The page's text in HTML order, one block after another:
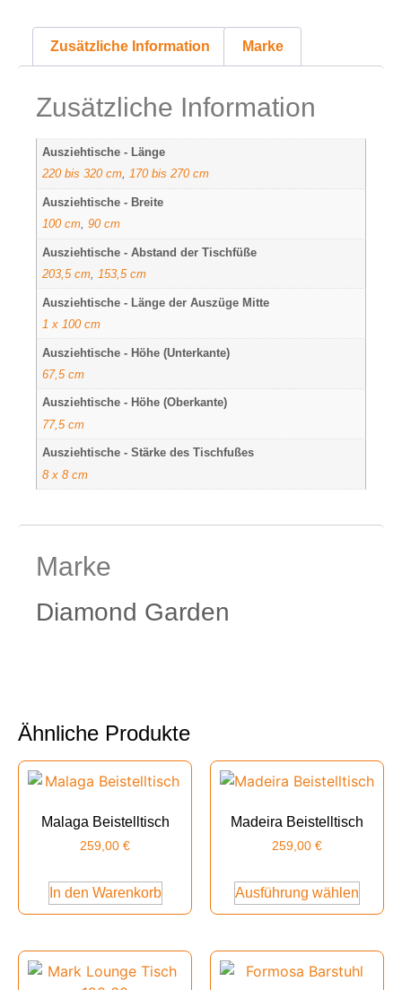
Zusätzliche Information Marke
Zusätzliche Information
Ausziehtische - Länge
220 bis 320 cm,170 bis 270 cm
Ausziehtische - Breite
100 cm,90 cm
Ausziehtische - Abstand der Tischfüße
203,5 cm,153,5 cm
Ausziehtische - Länge der Auszüge Mitte
1 x 100 cm
Ausziehtische - Höhe (Unterkante)
67,5 cm
Ausziehtische - Höhe (Oberkante)
77,5 cm
Ausziehtische - Stärke des Tischfußes
8 x 8 cm
Marke
Diamond Garden
Ähnliche Produkte
Malaga Beistelltisch
259,00 €
In den Warenkorb
Madeira Beistelltisch
259,00 €
Ausführung wählen